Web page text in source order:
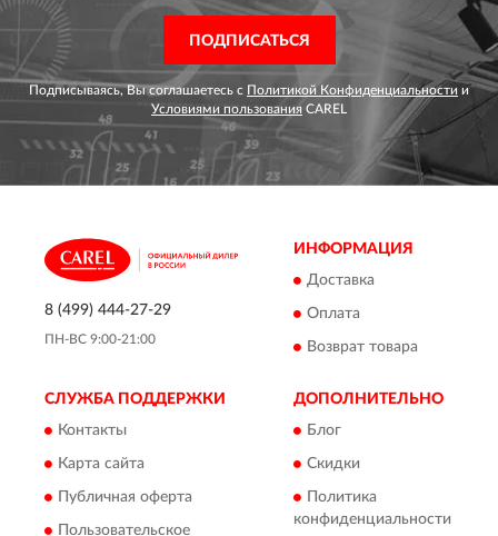
ПОДПИСАТЬСЯ
Подписываясь, Вы соглашаетесь с Политикой Конфиденциальности и
Условиями пользования CAREL
8 (499) 444-27-29
ПН-ВС 9:00-21:00
ИНФОРМАЦИЯ
Доставка
Оплата
Возврат товара
СЛУЖБА ПОДДЕРЖКИ
Контакты
Карта сайта
Публичная оферта
Пользовательское
ДОПОЛНИТЕЛЬНО
Блог
Скидки
Политика
конфиденциальности